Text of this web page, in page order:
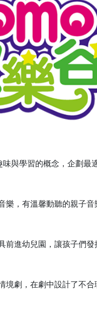
與學習的概念，企劃最
樂，有溫馨動聽的親子
前進幼兒園，讓孩子們發
境劇，在劇中設計了不